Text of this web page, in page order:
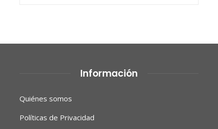
Información
Quiénes somos
Políticas de Privacidad